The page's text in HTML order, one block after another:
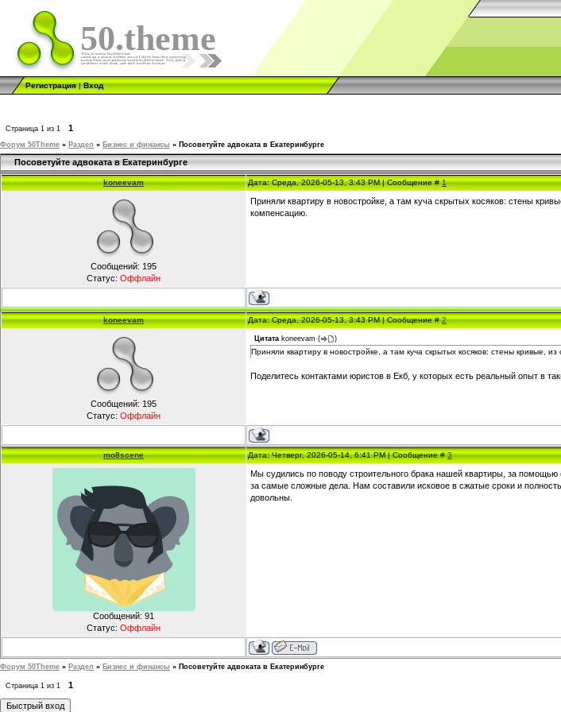
50.theme
Регистрация|Вход
Страница 1 из 1 1
Форум 50Theme » Раздел » Бизнес и финансы » Посоветуйте адвоката в Екатеринбурге
Посоветуйте адвоката в Екатеринбурге
koneevam Дата: Среда, 2026-05-13, 3:43 PM | Сообщение #1
Сообщений: 195
Статус: Оффлайн
Приняли квартиру в новостройке, а там куча скрытых косяков: стены
компенсацию.
koneevam Дата: Среда, 2026-05-13, 3:43 PM | Сообщение #2
Сообщений: 195
Статус: Оффлайн
Цитата koneevam ( )
Приняли квартиру в новостройке, а там куча скрытых косяков: стены кривые,
Поделитесь контактами юристов в Екб, у которых есть реальный опыт в
mo8scene Дата: Четверг, 2026-05-14, 6:41 PM | Сообщение #3
Сообщений: 91
Статус: Оффлайн
Мы судились по поводу строительного брака нашей квартиры, за
за самые сложные дела. Нам составили исковое в сжатые сроки и
довольны.
Форум 50Theme » Раздел » Бизнес и финансы » Посоветуйте адвоката в Екатеринбурге
Страница 1 из 1
1